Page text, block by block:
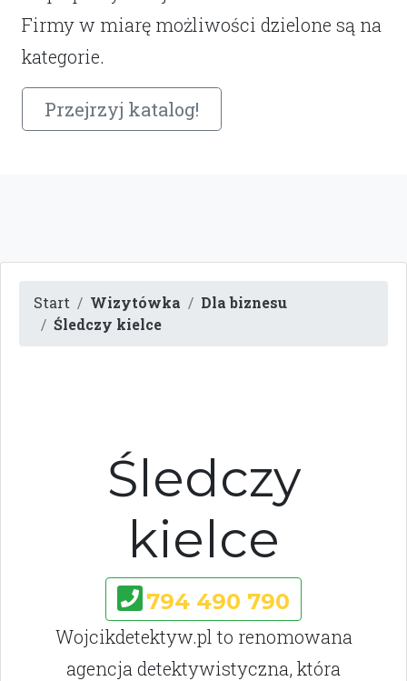
Firmy w miarę możliwości dzielone są na
kategorie.
Przejrzyj katalog!
Start Wizytówka
Dla biznesu
Śledczy kielce
Śledczy
kielce
794 490 790
Wojcikdetektyw.pl to renomowana
agencja detektywistyczna, która